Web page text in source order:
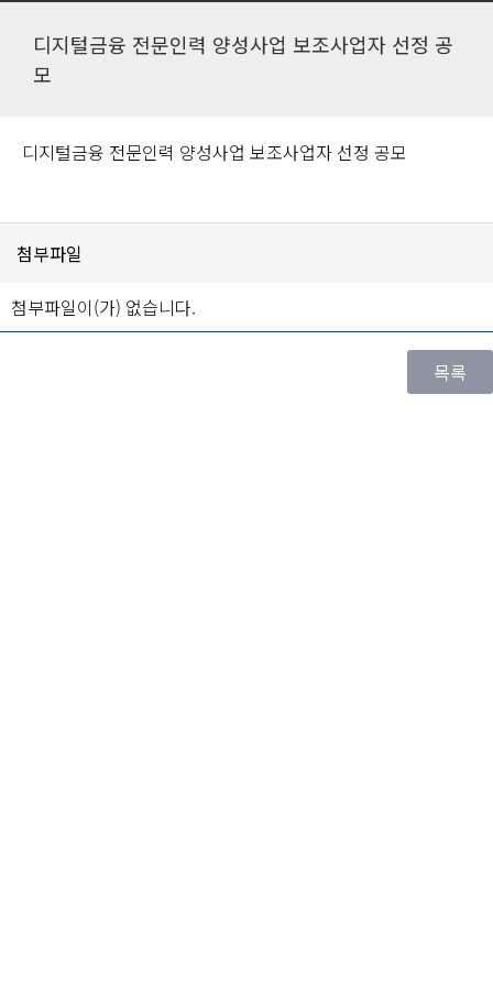
디지털금융 전문인력 양성사업 보조사업자 선정 공
모
디지털금융 전문인력 양성사업 보조사업자 선정 공모
첨부파일
첨부파일이(가) 없습니다.